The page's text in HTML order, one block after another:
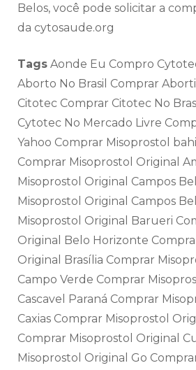
Belos, você pode solicitar a
da cytosaude.org
Tags Aonde Eu Compro
Aborto No Brasil Comprar
Citotec Comprar Citotec No
Cytotec No Mercado Livre
Yahoo Comprar Misoprostol
Comprar Misoprostol Original
Misoprostol Original Campos
Misoprostol Original Campos
Misoprostol Original Barueri
Original Belo Horizonte
Original Brasília Comprar
Campo Verde Comprar
Cascavel Paraná Comprar
Caxias Comprar Misoprostol
Comprar Misoprostol Original
Misoprostol Original Go